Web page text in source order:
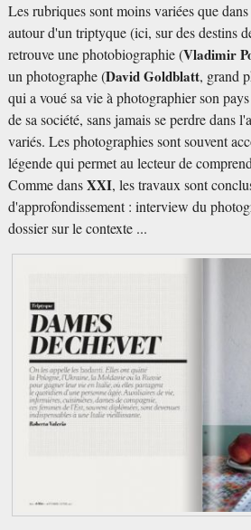
Les rubriques sont moins variées que dans
autour d'un triptyque (ici, sur des destins
retrouve une photobiographie (Vladimir
un photographe (David Goldblatt, grand
qui a voué sa vie à photographier son
de sa société, sans jamais se perdre dans
variés. Les photographies sont souvent
légende qui permet au lecteur de
Comme dansXXI, les travaux sont
d'approfondissement : interview du
dossier sur le contexte ...